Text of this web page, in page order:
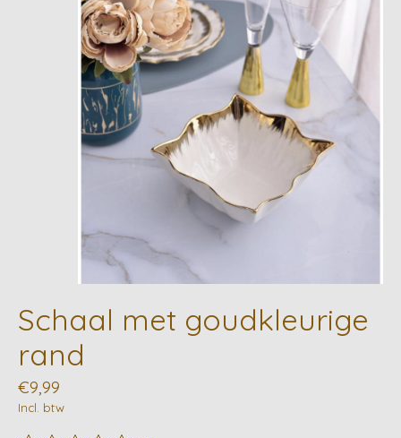
Schaal met goudkleurige
rand
€9,99
Incl. btw